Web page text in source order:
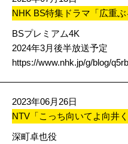
NHK BS特集ドラマ「広重ぶ
BSプレミアム4K
2024年3月後半放送予定
https://www.nhk.jp/g/blog/
2023年06月26日
NTV「こっち向いてよ向井
深町卓也役